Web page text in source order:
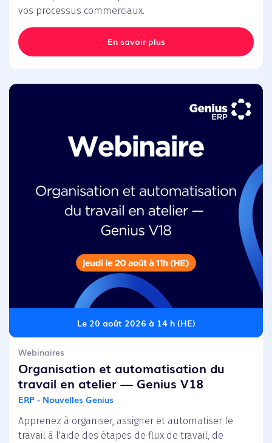
vos processus commerciaux.
En savoir plus
Le 20 août 2026 à 14 h (HE)
Webinaires
Organisation et automatisation du
travail en atelier — Genius V18
ERP - Nouvelles Genius
Apprenez à organiser, assigner et automatiser le
travail à l'aide des étapes de flux de travail, de